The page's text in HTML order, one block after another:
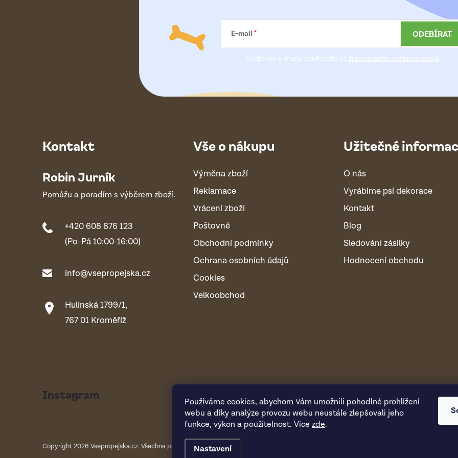
Používáme cookies, abychom Vám umožnili pohodlné prohlížení
webu a díky analýze provozu webu neustále zlepšovali jeho
funkce, výkon a použitelnost. Více zde.
Nastavení
E-mail
Vložením e-mailu souhlasíte se zpracováním osobních údajů.
ODEBÍRAT
Kontakt
Robin Jurník
Pomůžu a poradím s výběrem zboží.
+420 608 876 123
(Po-Pá 10:00-16:00)
info@vsepropejska.cz
Hulínská 1799/1,
767 01 Kroměříž
Vše o nákupu
Výměna zboží
Reklamace
Vrácení zboží
Poštovné
Obchodní podmínky
Ochrana osobních údajů
Cookies
Velkoobchod
Užitečné
O nás
Vyrábíme psí dekorace
Kontakt
Blog
Sledování zásilky
Hodnocení obchodu
Instagram
Copyright 2026 Vsepropejska.cz. Všechna práva vyhrazena.